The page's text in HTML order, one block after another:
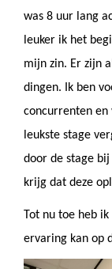
was 8 uur lang
leuker ik het
mijn zin. Er zijn
dingen. Ik ben
concurrenten en
leukste stage
door de stage
krijg dat deze
Tot nu toe heb
ervaring kan op